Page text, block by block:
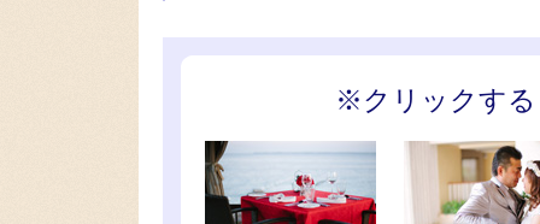
※クリックする